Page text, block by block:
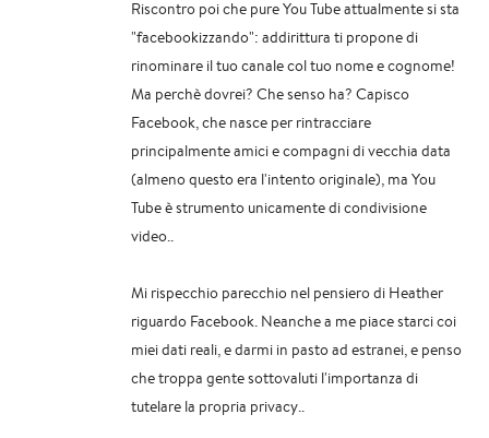
Riscontro poi che pure You Tube attualmente si sta
"facebookizzando": addirittura ti propone di
rinominare il tuo canale col tuo nome e cognome!
Ma perchè dovrei? Che senso ha? Capisco
Facebook, che nasce per rintracciare
principalmente amici e compagni di vecchia data
(almeno questo era l'intento originale), ma You
Tube è strumento unicamente di condivisione
video..
Mi rispecchio parecchio nel pensiero di Heather
riguardo Facebook. Neanche a me piace starci coi
miei dati reali, e darmi in pasto ad estranei, e penso
che troppa gente sottovaluti l'importanza di
tutelare la propria privacy..